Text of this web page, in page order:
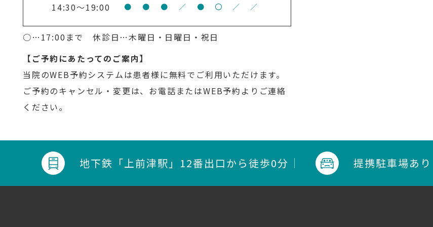
14:30～19:00 ● ● ● ／ ● 〇 ／ ／
○…17:00まで 休診日…木曜日・日曜日・祝日
【ご予約にあたってのご案内】
当院のWEB予約システムは患者様に無料でご利用いただけます。
ご予約のキャンセル・変更は、お電話またはWEB予約よりご連絡
ください。
地下鉄 「上前津駅」12番出口から徒歩0分 提携駐車場あり